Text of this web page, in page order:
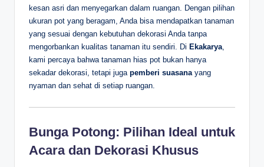
kesan asri dan menyegarkan dalam ruangan. Dengan pilihan
ukuran pot yang beragam, Anda bisa mendapatkan tanaman
yang sesuai dengan kebutuhan dekorasi Anda tanpa
mengorbankan kualitas tanaman itu sendiri. Di Ekakarya
kami percaya bahwa tanaman hias pot bukan hanya
sekadar dekorasi, tetapi juga pemberi suasana yang
nyaman dan sehat di setiap ruangan.
Bunga Potong: Pilihan Ideal untuk
Acara dan Dekorasi Khusus